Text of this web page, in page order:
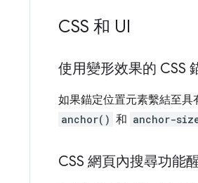
CSS 和 UI
使用變形效果的 CSS
如果錨定位置元素繫結至
anchor() 和 anchor-
CSS 網頁內搜尋功能